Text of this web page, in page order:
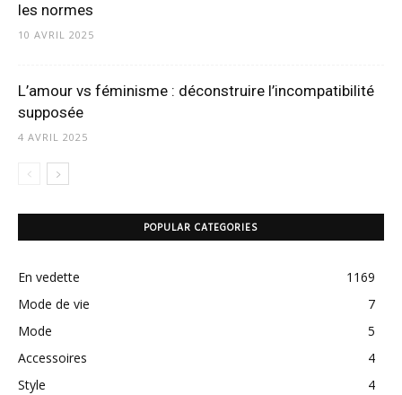
les normes
10 AVRIL 2025
L’amour vs féminisme : déconstruire l’incompatibilité
supposée
4 AVRIL 2025
POPULAR CATEGORIES
En vedette
1169
Mode de vie
7
Mode
5
Accessoires
4
Style
4